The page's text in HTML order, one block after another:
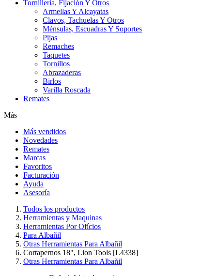
Tornillería, Fijación Y Otros
Armellas Y Alcayatas
Clavos, Tachuelas Y Otros
Ménsulas, Escuadras Y Soportes
Pijas
Remaches
Taquetes
Tornillos
Abrazaderas
Birlos
Varilla Roscada
Remates
Más
Más vendidos
Novedades
Remates
Marcas
Favoritos
Facturación
Ayuda
Asesoría
Todos los productos
Herramientas y Maquinas
Herramientas Por Ofícios
Para Albañil
Otras Herramientas Para Albañil
Cortapernos 18", Lion Tools [L4338]
Otras Herramientas Para Albañil